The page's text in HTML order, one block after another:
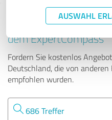
AUSWAHL
Tipp: Die passenden
dem ExpertCompass
Fordern Sie kostenlos
Deutschland, die von
empfohlen wurden.
686 Treffer